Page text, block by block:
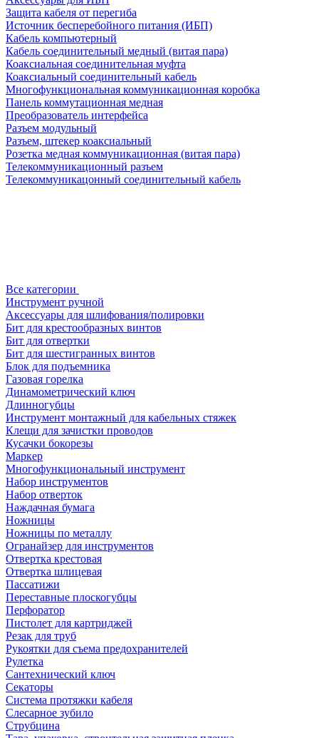
Защита кабеля от перегиба
Источник бесперебойного питания (ИБП)
Кабель компьютерный
Кабель соединительный медный (витая пара)
Коаксиальная соединительная муфта
Коаксиальный соединительный кабель
Многофункциональная коммуникационная коробка
Панель коммутационная медная
Преобразователь интерфейса
Разъем модульный
Разъем, штекер коаксиальный
Розетка медная коммуникационная (витая пара)
Телекоммуникационный разъем
Телекоммуникацонный соединительный кабель
Все категории
Инструмент ручной
Аксессуары для шлифования/полировки
Бит для крестообразных винтов
Бит для отвертки
Бит для шестигранных винтов
Блок для подъемника
Газовая горелка
Динамометрический ключ
Длинногубцы
Инструмент монтажный для кабельных стяжек
Клещи для зачистки проводов
Кусачки бокорезы
Маркер
Многофункциональный инструмент
Набор инструментов
Набор отверток
Наждачная бумага
Ножницы
Ножницы по металлу
Огранайзер для инструментов
Отвертка крестовая
Отвертка шлицевая
Пассатижи
Переставные плоскогубцы
Перфоратор
Пистолет для картриджей
Резак для труб
Рукоятки для съема предохранителей
Рулетка
Сантехнический ключ
Секаторы
Система протяжки кабеля
Слесарное зубило
Струбцина